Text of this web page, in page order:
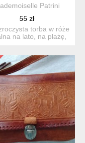
Patrini
55 zł
torba w róże
na lato, na plażę,